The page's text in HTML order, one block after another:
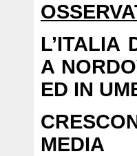
L’ITALIA
A
ED IN
MEDIA